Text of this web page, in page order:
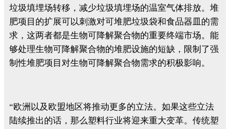
垃圾填埋场转移，减少垃圾填埋场的温室气体排放。堆
肥项目的扩展可以刺激对可堆肥垃圾袋和食品器皿的需
求，这两者都是生物可降解聚合物的重要终端市场。能
够处理生物可降解聚合物的堆肥设施的短缺，限制了强
制性堆肥项目对生物可降解聚合物需求的积极影响。
“欧洲以及欧盟地区将推动更多的立法。如果这些立法
陆续推出的话，那么塑料行业将迎来重大变革。传统塑